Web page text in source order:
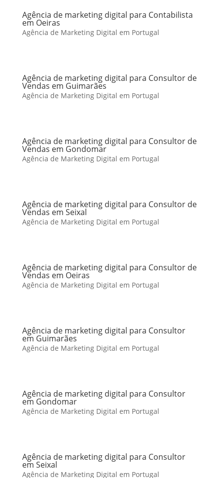
Agência de marketing digital para Contabilista
em Oeiras
Agência de Marketing Digital em Portugal
Agência de marketing digital para Consultor de
Vendas em Guimarães
Agência de Marketing Digital em Portugal
Agência de marketing digital para Consultor de
Vendas em Gondomar
Agência de Marketing Digital em Portugal
Agência de marketing digital para Consultor de
Vendas em Seixal
Agência de Marketing Digital em Portugal
Agência de marketing digital para Consultor de
Vendas em Oeiras
Agência de Marketing Digital em Portugal
Agência de marketing digital para Consultor
em Guimarães
Agência de Marketing Digital em Portugal
Agência de marketing digital para Consultor
em Gondomar
Agência de Marketing Digital em Portugal
Agência de marketing digital para Consultor
em Seixal
Agência de Marketing Digital em Portugal